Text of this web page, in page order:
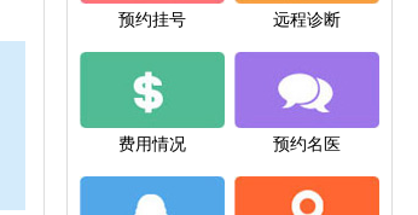
预约挂号 远程诊断
费用情况 预约名医